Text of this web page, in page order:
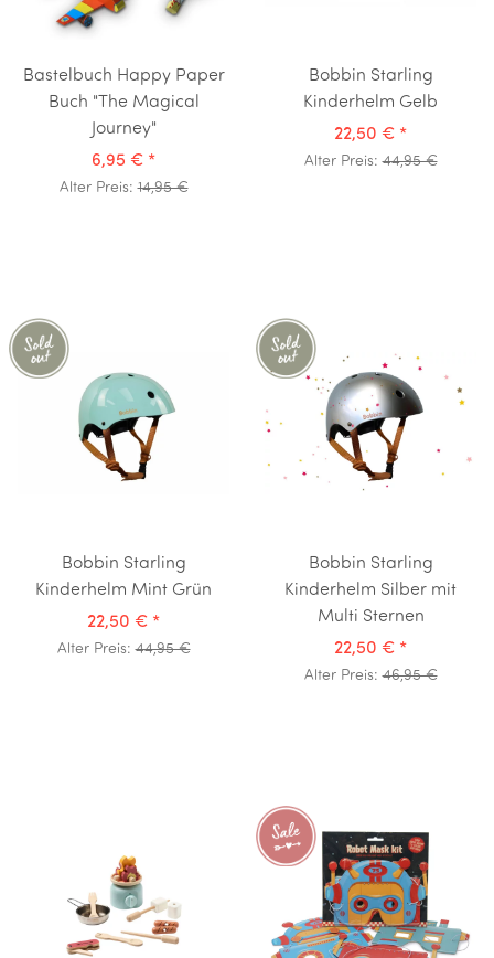
Bastelbuch Happy Paper
Buch "The Magical
Journey"
6,95 € *
Alter Preis:14,95 €
Bobbin Starling
Kinderhelm Gelb
22,50 € *
Alter Preis:44,95 €
Bobbin Starling
Kinderhelm Mint Grün
22,50 € *
Alter Preis:44,95 €
Bobbin Starling
Kinderhelm Silber mit
Multi Sternen
22,50 € *
Alter Preis:46,95 €